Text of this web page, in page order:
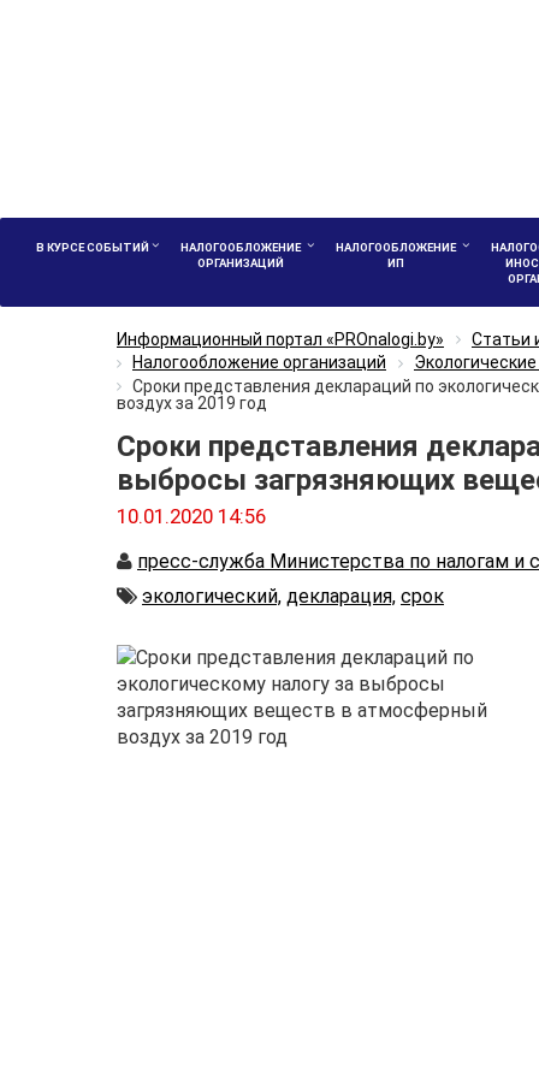
В КУРСЕ СОБЫТИЙ
НАЛОГООБЛОЖЕНИЕ
ОРГАНИЗАЦИЙ
НАЛОГООБЛОЖЕНИЕ
ИП
Информационный портал «PROnalogi.by»
Статьи
Налогообложение организаций
Сроки представления деклараций по
воздух за 2019 год
Сроки представления
выбросы загрязняющих
10.01.2020 14:56
Автор
пресс-служба Министерства по налогам и
Автор
экологический, декларация, срок